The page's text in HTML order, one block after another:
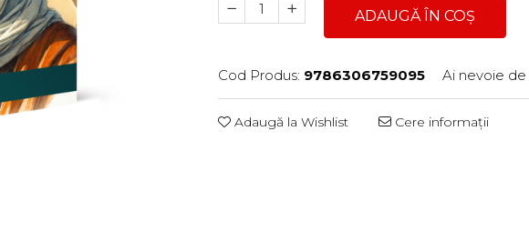
ADAUGĂ ÎN COȘ
Cod Produs: 9786306759095 Ai nevoie
Adaugă la Wishlist Cere informații